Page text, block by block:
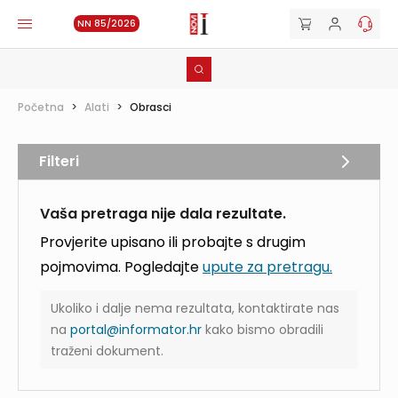
NN 85/2026
Početna > Alati > Obrasci
Vaša pretraga nije dala rezultate.
Provjerite upisano ili probajte s drugim
pojmovima. Pogledajteupute za pretragu.
Ukoliko i dalje nema rezultata, kontaktirate nas
na portal@informator.hr kako bismo obradili
traženi dokument.
Filteri